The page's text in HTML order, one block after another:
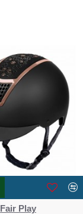
Fair Play